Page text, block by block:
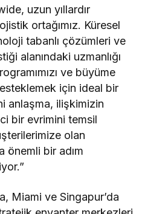
uzun yıllardır
ortağımız. Küresel
tabanlı çözümleri ve
alanındaki uzmanlığı
ve büyüme
için ideal bir
anlaşma, ilişkimizin
bir evrimini temsil
olan
önemli bir adım
Miami ve Singapur’da